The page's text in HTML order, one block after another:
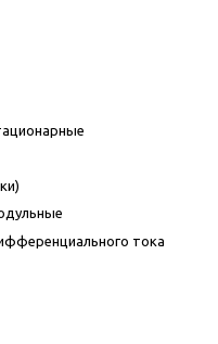
тока